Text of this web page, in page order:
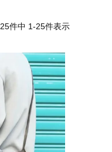
25件中 1-25件表示